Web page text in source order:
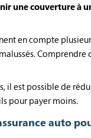
une couverture à
en compte
Comprendre
il est possible de
pour payer moins.
auto